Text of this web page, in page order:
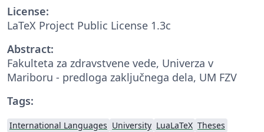
License:
LaTeX Project Public License 1.3c
Abstract:
Fakulteta za zdravstvene vede, Univerza v
Mariboru - predloga zaključnega dela, UM FZV
Tags:
International Languages University LuaLaTeX Theses